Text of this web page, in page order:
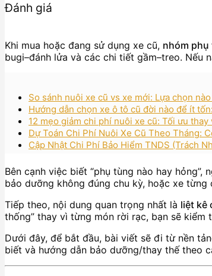
Đánh giá
Khi mua hoặc đang sử dụng xe cũ, nhóm
bugi–đánh lửa và các chi tiết gầm–treo. Nếu
So sánh nuôi xe cũ vs xe mới: Lựa chọn
Hướng dẫn chọn xe ô tô cũ đời nào để ít
12 mẹo giảm chi phí nuôi xe cũ: Tối ưu
Dự Toán Chi Phí Nuôi Xe Cũ Theo Tháng:
Cập Nhật Chi Phí Bảo Hiểm TNDS (Trách
Bên cạnh việc biết “phụ tùng nào hay hỏng”,
bảo dưỡng không đúng chu kỳ, hoặc xe
Tiếp theo, nội dung quan trọng nhất là liệt kê
thống” thay vì từng món rời rạc, bạn sẽ
Dưới đây, để bắt đầu, bài viết sẽ đi từ nền
biết và hướng dẫn bảo dưỡng/thay thế theo